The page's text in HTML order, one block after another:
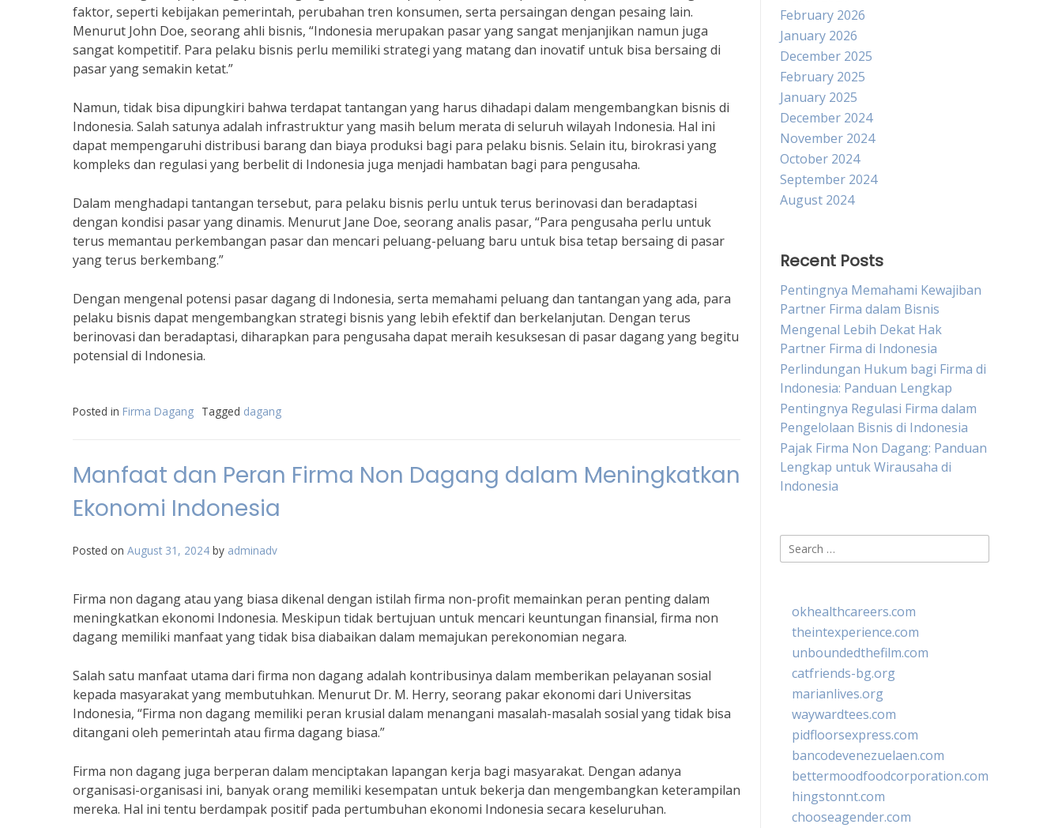
faktor, seperti kebijakan pemerintah, perubahan tren konsumen, serta persaingan dengan pesaing lain.
Menurut John Doe, seorang ahli bisnis, “Indonesia merupakan pasar yang sangat menjanjikan namun juga
sangat kompetitif. Para pelaku bisnis perlu memiliki strategi yang matang dan inovatif untuk bisa bersaing di
pasar yang semakin ketat.”
Namun, tidak bisa dipungkiri bahwa terdapat tantangan yang harus dihadapi dalam mengembangkan bisnis di
Indonesia. Salah satunya adalah infrastruktur yang masih belum merata di seluruh wilayah Indonesia. Hal ini
dapat mempengaruhi distribusi barang dan biaya produksi bagi para pelaku bisnis. Selain itu, birokrasi yang
kompleks dan regulasi yang berbelit di Indonesia juga menjadi hambatan bagi para pengusaha.
Dalam menghadapi tantangan tersebut, para pelaku bisnis perlu untuk terus berinovasi dan beradaptasi
dengan kondisi pasar yang dinamis. Menurut Jane Doe, seorang analis pasar, “Para pengusaha perlu untuk
terus memantau perkembangan pasar dan mencari peluang-peluang baru untuk bisa tetap bersaing di pasar
yang terus berkembang.”
Dengan mengenal potensi pasar dagang di Indonesia, serta memahami peluang dan tantangan yang ada, para
pelaku bisnis dapat mengembangkan strategi bisnis yang lebih efektif dan berkelanjutan. Dengan terus
berinovasi dan beradaptasi, diharapkan para pengusaha dapat meraih kesuksesan di pasar dagang yang begitu
potensial di Indonesia.
Posted in Firma Dagang Tagged dagang
Manfaat dan Peran Firma Non Dagang dalam Meningkatkan
Ekonomi Indonesia
Posted on August 31, 2024 by adminadv
Firma non dagang atau yang biasa dikenal dengan istilah firma non-profit memainkan peran penting dalam
meningkatkan ekonomi Indonesia. Meskipun tidak bertujuan untuk mencari keuntungan finansial, firma non
dagang memiliki manfaat yang tidak bisa diabaikan dalam memajukan perekonomian negara.
Salah satu manfaat utama dari firma non dagang adalah kontribusinya dalam memberikan pelayanan sosial
kepada masyarakat yang membutuhkan. Menurut Dr. M. Herry, seorang pakar ekonomi dari Universitas
Indonesia, “Firma non dagang memiliki peran krusial dalam menangani masalah-masalah sosial yang tidak bisa
ditangani oleh pemerintah atau firma dagang biasa.”
Firma non dagang juga berperan dalam menciptakan lapangan kerja bagi masyarakat. Dengan adanya
organisasi-organisasi ini, banyak orang memiliki kesempatan untuk bekerja dan mengembangkan keterampilan
mereka. Hal ini tentu berdampak positif pada pertumbuhan ekonomi Indonesia secara keseluruhan.
February 2026
January 2026
December 2025
February 2025
January 2025
December 2024
November 2024
October 2024
September 2024
August 2024
Recent Posts
Pentingnya Memahami Kewajiban
Partner Firma dalam Bisnis
Mengenal Lebih Dekat Hak
Partner Firma di Indonesia
Perlindungan Hukum bagi Firma di
Indonesia: Panduan Lengkap
Pentingnya Regulasi Firma dalam
Pengelolaan Bisnis di Indonesia
Pajak Firma Non Dagang: Panduan
Lengkap untuk Wirausaha di
Indonesia
Search
for:
okhealthcareers.com
theintexperience.com
unboundedthefilm.com
catfriends-bg.org
marianlives.org
waywardtees.com
pidfloorsexpress.com
bancodevenezuelaen.com
bettermoodfoodcorporation.com
hingstonnt.com
chooseagender.com